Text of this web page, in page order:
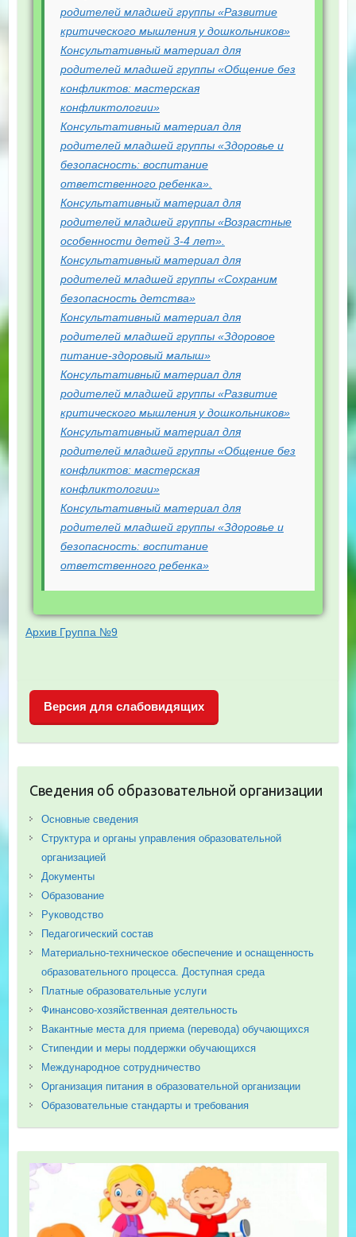
родителей младшей группы «Развитие
критического мышления у дошкольников»
Консультативный материал для
родителей младшей группы «Общение без
конфликтов: мастерская
конфликтологии»
Консультативный материал для
родителей младшей группы «Здоровье и
безопасность: воспитание
ответственного ребенка».
Консультативный материал для
родителей младшей группы «Возрастные
особенности детей 3-4 лет».
Консультативный материал для
родителей младшей группы «Сохраним
безопасность детства»
Консультативный материал для
родителей младшей группы «Здоровое
питание-здоровый малыш»
Консультативный материал для
родителей младшей группы «Развитие
критического мышления у дошкольников»
Консультативный материал для
родителей младшей группы «Общение без
конфликтов: мастерская
конфликтологии»
Консультативный материал для
родителей младшей группы «Здоровье и
безопасность: воспитание
ответственного ребенка»
Архив Группа №9
Версия для слабовидящих
Сведения об образовательной организации
Основные сведения
Структура и органы управления образовательной
организацией
Документы
Образование
Руководство
Педагогический состав
Материально-техническое обеспечение и оснащенность
образовательного процесса. Доступная среда
Платные образовательные услуги
Финансово-хозяйственная деятельность
Вакантные места для приема (перевода) обучающихся
Стипендии и меры поддержки обучающихся
Международное сотрудничество
Организация питания в образовательной организации
Образовательные стандарты и требования